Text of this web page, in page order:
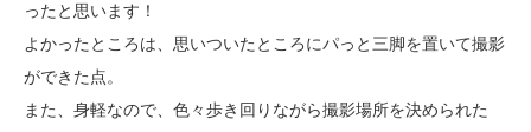
ったと思います！
よかったところは、思いついたところにパっと三脚を置いて撮影
ができた点。
また、身軽なので、色々歩き回りながら撮影場所を決められた